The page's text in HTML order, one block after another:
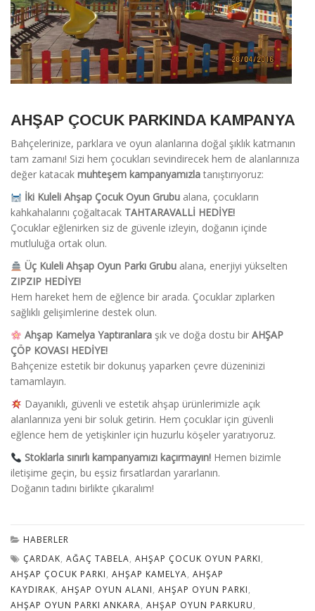
AHŞAP ÇOCUK PARKINDA KAMPANYA
Bahçelerinize, parklara ve oyun alanlarına doğal şıklık katmanın
tam zamanı! Sizi hem çocukları sevindirecek hem de alanlarınıza
değer katacak muhteşem kampanyamızla tanıştırıyoruz:
İki Kuleli Ahşap Çocuk Oyun Grubualana, çocukların
kahkahalarını çoğaltacak TAHTARAVALLİ HEDİYE!
Çocuklar eğlenirken siz de güvenle izleyin, doğanın içinde
mutluluğa ortak olun.
Üç Kuleli Ahşap Oyun Parkı Grubualana, enerjiyi yükselten
ZIPZIP HEDİYE!
Hem hareket hem de eğlence bir arada. Çocuklar zıplarken
sağlıklı gelişimlerine destek olun.
Ahşap Kamelya Yaptıranlaraşık ve doğa dostu bir AHŞAP
ÇÖP KOVASI HEDİYE!
Bahçenize estetik bir dokunuş yaparken çevre düzeninizi
tamamlayın.
Dayanıklı, güvenli ve estetik ahşap ürünlerimizle açık
alanlarınıza yeni bir soluk getirin. Hem çocuklar için güvenli
eğlence hem de yetişkinler için huzurlu köşeler yaratıyoruz.
Stoklarla sınırlı kampanyamızı kaçırmayın!Hemen bizimle
iletişime geçin, bu eşsiz fırsatlardan yararlanın.
Doğanın tadını birlikte çıkaralım!
HABERLER
ÇARDAK, AĞAÇ TABELA, AHŞAP ÇOCUK OYUN PARKI,
AHŞAP ÇOCUK PARKI, AHŞAP KAMELYA, AHŞAP
KAYDIRAK, AHŞAP OYUN ALANI, AHŞAP OYUN PARKI,
AHŞAP OYUN PARKI ANKARA, AHŞAP OYUN PARKURU,